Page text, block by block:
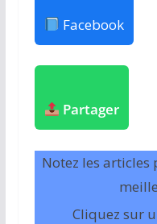
Facebook
Partager
Notez les articles
Cliquez sur